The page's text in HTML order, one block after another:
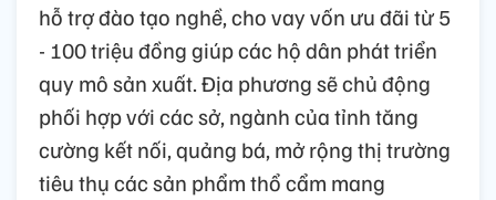
hỗ trợ đào tạo nghề, cho vay vốn ưu đãi từ 5
- 100 triệu đồng giúp các hộ dân phát triển
quy mô sản xuất. Địa phương sẽ chủ động
phối hợp với các sở, ngành của tỉnh tăng
cường kết nối, quảng bá, mở rộng thị trường
tiêu thụ các sản phẩm thổ cẩm mang